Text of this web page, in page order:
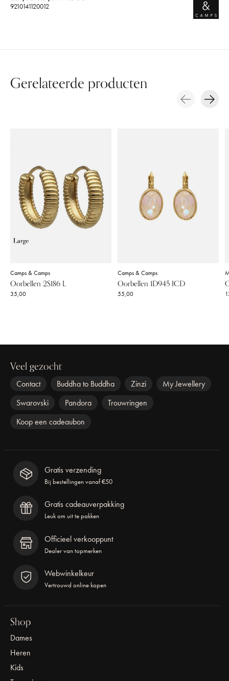
9210141120012
Gerelateerde producten
Camps & Camps
Oorbellen 2S186 L
35,00
Camps & Camps
Oorbellen 1D945 ICD
55,00
Veel gezocht
Contact Buddha to Buddha Zinzi
My Jewellery
Swarovski
Pandora
Trouwringen
Koop een cadeaubon
Gratis verzending
Bij bestellingen vanaf €50
Gratis cadeauverpakking
Leuk om uit te pakken
Officieel verkooppunt
Dealer van topmerken
Webwinkelkeur
Vertrouwd online kopen
Shop
Dames
Heren
Kids